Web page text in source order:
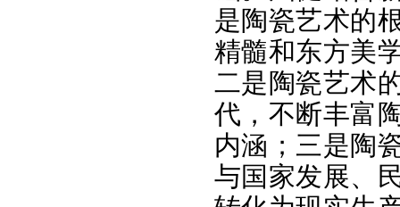
是陶瓷艺术的
精髓和东方美
二是陶瓷艺术
代，不断丰富
内涵；三是陶
与国家发展、